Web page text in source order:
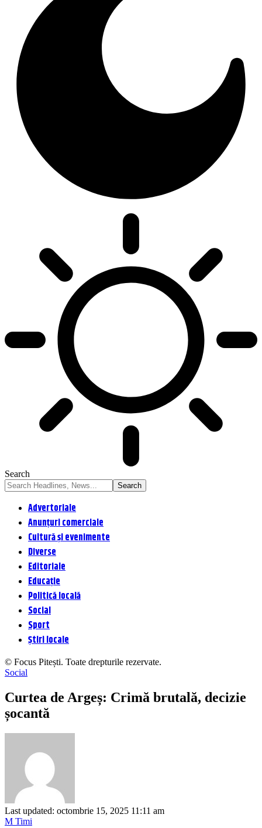
Search
Advertoriale
Anunțuri comerciale
Cultură și evenimente
Diverse
Editoriale
Educație
Politică locală
Social
Sport
Știri locale
© Focus Pitești. Toate drepturile rezervate.
Social
Curtea de Argeș: Crimă brutală, decizie
șocantă
Last updated: octombrie 15, 2025 11:11 am
M Timi